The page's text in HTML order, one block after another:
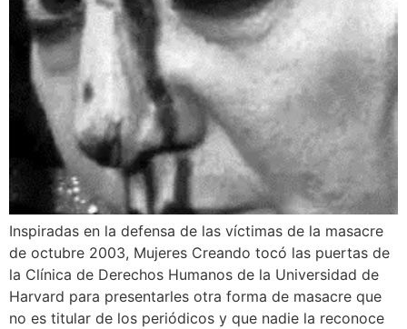
Inspiradas en la defensa de las víctimas de la masacre
de octubre 2003, Mujeres Creando tocó las puertas de
la Clínica de Derechos Humanos de la Universidad de
Harvard para presentarles otra forma de masacre que
no es titular de los periódicos y que nadie la reconoce